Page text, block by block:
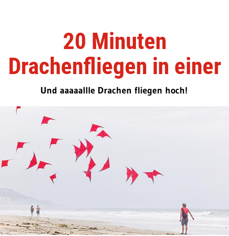
20 Minuten
Drachenfliegen in einer
Und aaaaallle Drachen fliegen hoch!